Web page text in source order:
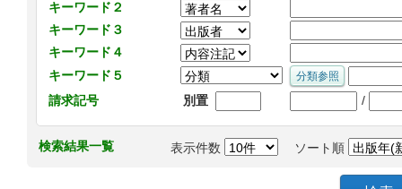
キーワード２
キーワード３
キーワード４
キーワード５
請求記号
別置 /
検索結果一覧 表示件数 ソート順